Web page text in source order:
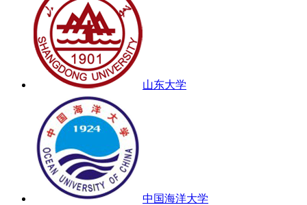
山东大学
中国海洋大学